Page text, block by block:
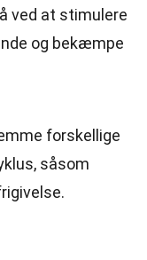
ved at stimulere
og bekæmpe
forskellige
såsom